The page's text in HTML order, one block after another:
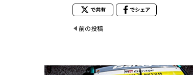
で共有 でシェア
前の投稿